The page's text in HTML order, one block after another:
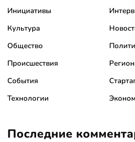
Инициативы
Культура
Общество
Происшествия
События
Технологии
Последние